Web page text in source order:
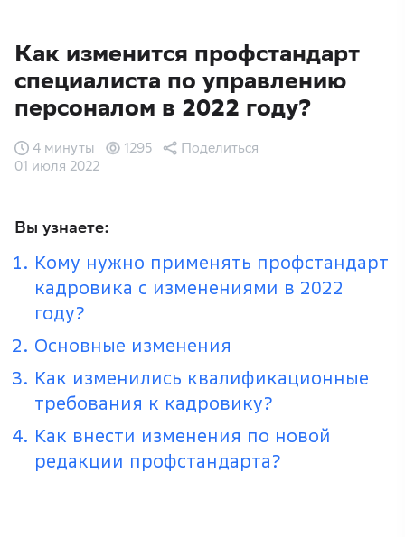
Как изменится профстандарт
специалиста по управлению
персоналом в 2022 году?
01 июля 2022
4 минуты 1295 Поделиться
Вы узнаете:
Кому нужно применять профстандарт
кадровика с изменениями в 2022
году?
Основные изменения
Как изменились квалификационные
требования к кадровику?
Как внести изменения по новой
редакции профстандарта?